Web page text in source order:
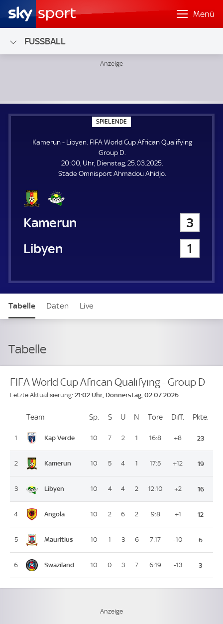
Menü
FUSSBALL
SPIELENDE
P
E
N
E
Kamerun - Libyen. FIFA World Cup African Qualifying
Group D.
20:00, Uhr, Dienstag, 25.03.2025.
Stade Omnisport Ahmadou Ahidjo.
Kamerun
3
Libyen
1
Tabelle Daten Live
Tabelle
FIFA World Cup African Qualifying - Group D
Letzte Aktualisierung: 21:02 Uhr, Donnerstag, 02.07.2026
PlatzTeam Sp. Spiele
SSiege
U Unentschieden
N Niederlagen
Tore ToreDiff. Differenz
Pkte.
1 Kap Verde 10 7 2 1 16:8 +8 23
2 Kamerun 10 5 4 1 17:5 +12 19
3 Libyen 10 4 4 2 12:10 +2 16
4 Angola 10 2 6 2 9:8 +1 12
5 Mauritius 10 1 3 6 7:17 -10 6
6 Swaziland 10 0 3 7 6:19 -13 3